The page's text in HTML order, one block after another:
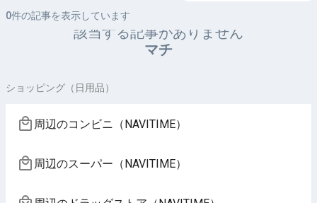
0件の記事を表示しています
該当する記事がありません
マチ
ショッピング（日用品）
周辺のコンビニ（NAVITIME）
周辺のスーパー（NAVITIME）